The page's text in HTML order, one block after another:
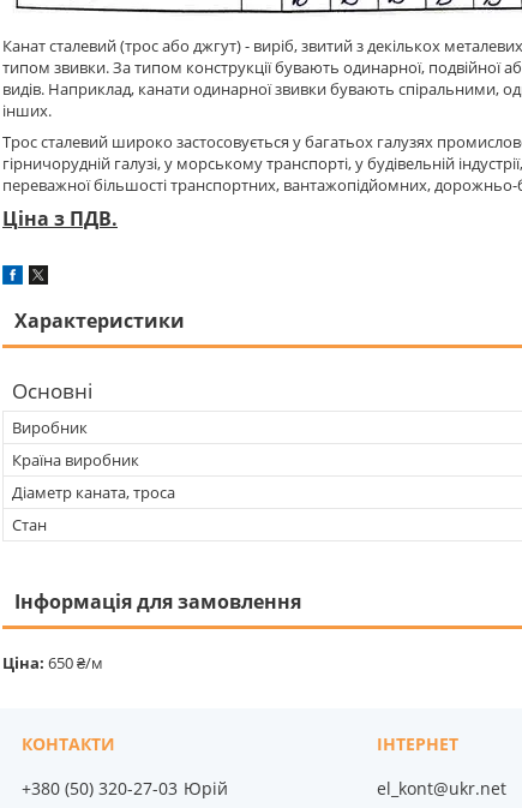
Канат сталевий (трос або джгут) - виріб, звитий з декількох
типом звивки. За типом конструкції бувають одинарної, подвійної
видів. Наприклад, канати одинарної звивки бувають спіральними,
інших.
Трос сталевий широко застосовується у багатьох галузях
гірничорудній галузі, у морському транспорті, у будівельній
переважної більшості транспортних, вантажопідйомних,
Ціна з ПДВ.
Характеристики
Основні
Виробник
Країна виробник
Діаметр каната, троса
Стан
Інформація для замовлення
Ціна: 650 ₴/м
+380 (50) 320-27-03 Юрій
el_kont@ukr.net